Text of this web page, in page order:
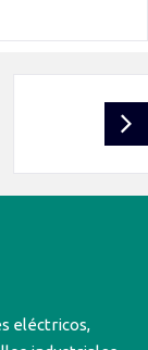
eléctricos,